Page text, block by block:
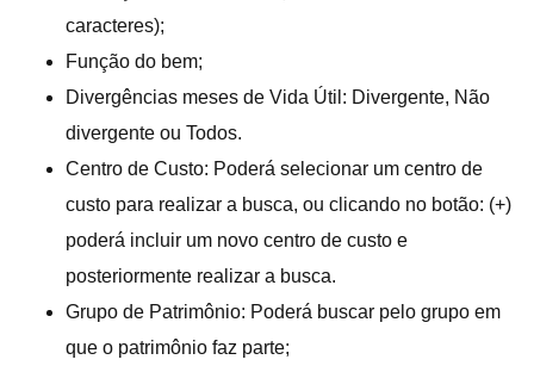
caracteres);
Função do bem;
Divergências meses de Vida Útil: Divergente, Não
divergente ou Todos.
Centro de Custo: Poderá selecionar um centro de
custo para realizar a busca, ou clicando no botão: (+)
poderá incluir um novo centro de custo e
posteriormente realizar a busca.
Grupo de Patrimônio: Poderá buscar pelo grupo em
que o patrimônio faz parte;